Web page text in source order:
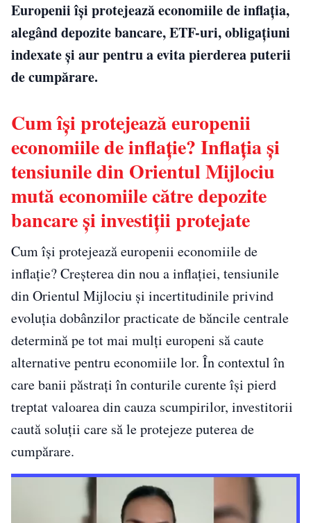
Europenii își protejează economiile de inflația,
alegând depozite bancare, ETF-uri, obligațiuni
indexate și aur pentru a evita pierderea puterii
de cumpărare.
Cum își protejează europenii
economiile de inflație? Inflația și
tensiunile din Orientul Mijlociu
mută economiile către depozite
bancare și investiții protejate
Cum își protejează europenii economiile de
inflație? Creșterea din nou a inflației, tensiunile
din Orientul Mijlociu și incertitudinile privind
evoluția dobânzilor practicate de băncile centrale
determină pe tot mai mulți europeni să caute
alternative pentru economiile lor. În contextul în
care banii păstrați în conturile curente își pierd
treptat valoarea din cauza scumpirilor, investitorii
caută soluții care să le protejeze puterea de
cumpărare.